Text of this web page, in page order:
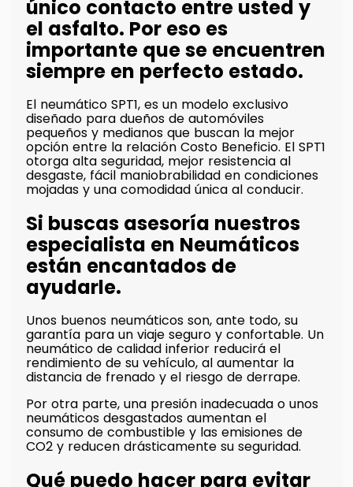
único contacto entre usted y
el asfalto. Por eso es
importante que se encuentren
siempre en perfecto estado.
El neumático SPT1, es un modelo exclusivo
diseñado para dueños de automóviles
pequeños y medianos que buscan la mejor
opción entre la relación Costo Beneficio. El SPT1
otorga alta seguridad, mejor resistencia al
desgaste, fácil maniobrabilidad en condiciones
mojadas y una comodidad única al conducir.
Si buscas asesoría nuestros
especialista en Neumáticos
están encantados de
ayudarle.
Unos buenos neumáticos son, ante todo, su
garantía para un viaje seguro y confortable. Un
neumático de calidad inferior reducirá el
rendimiento de su vehículo, al aumentar la
distancia de frenado y el riesgo de derrape.
Por otra parte, una presión inadecuada o unos
neumáticos desgastados aumentan el
consumo de combustible y las emisiones de
CO2 y reducen drásticamente su seguridad.
Qué puedo hacer para evitar